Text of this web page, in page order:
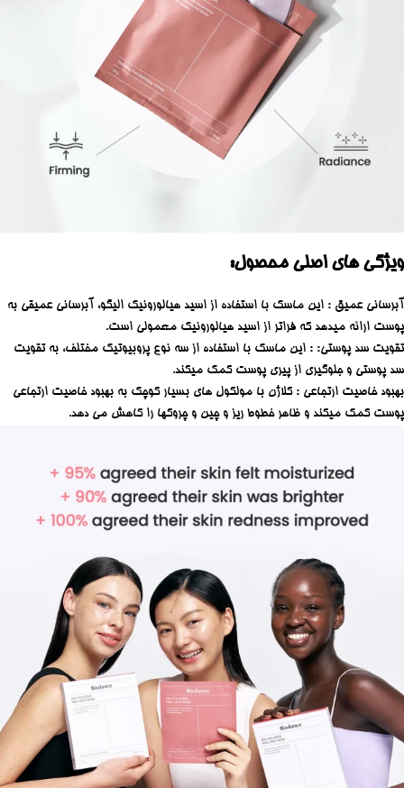
ویژگی های اصلی محصول:
آبرسانی عمیق : این ماسک با استفاده از اسید هیالورونیک الیگو، آبرسانی عمیقی به
پوست ارائه میدهد که فراتر از اسید هیالورونیک معمولی است.
تقویت سد پوستی: : این ماسک با استفاده از سه نوع پروبیوتیک مختلف، به تقویت
سد پوستی و جلوگیری از پیری پوست کمک میکند.
بهبود خاصیت ارتجاعی : کلاژن با مولکول های بسیار کوچک به بهبود خاصیت ارتجاعی
پوست کمک میکند و ظاهر خطوط ریز و چین و چروکها را کاهش می دهد.